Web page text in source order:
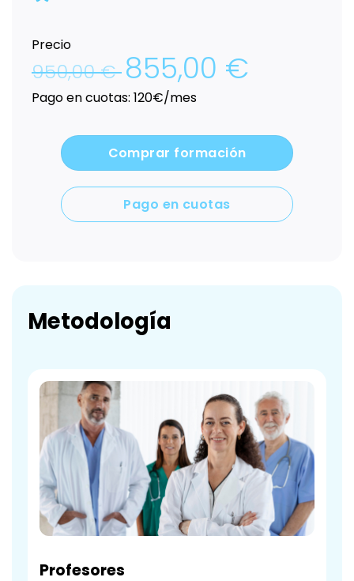
Precio
950,00€ El
precio
era:
950,00 €.
855,00 €
Pago en cuotas: 120€/mes
Comprar formación
Pago en cuotas
Metodología
Profesores